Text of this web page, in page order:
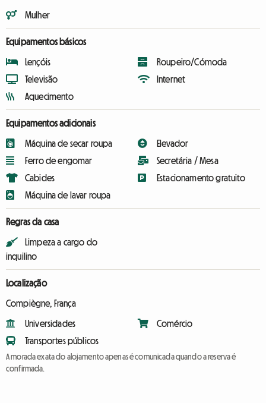
Mulher
Equipamentos básicos
Lençóis
Televisão
Aquecimento
Roupeiro/Cómoda
Internet
Equipamentos adicionais
Máquina de secar roupa
Ferro de engomar
Cabides
Máquina de lavar roupa
Elevador
Secretária / Mesa
Estacionamento gratuito
Regras da casa
Limpeza a cargo do
inquilino
Localização
Compiègne, França
Universidades
Transportes públicos
Comércio
A morada exata do alojamento apenas é comunicada quando a reserva é
confirmada.